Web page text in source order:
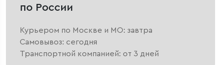
по России
Курьером по Москве и МО: завтра
Самовывоз: сегодня
Транспортной компанией: от 3 дней